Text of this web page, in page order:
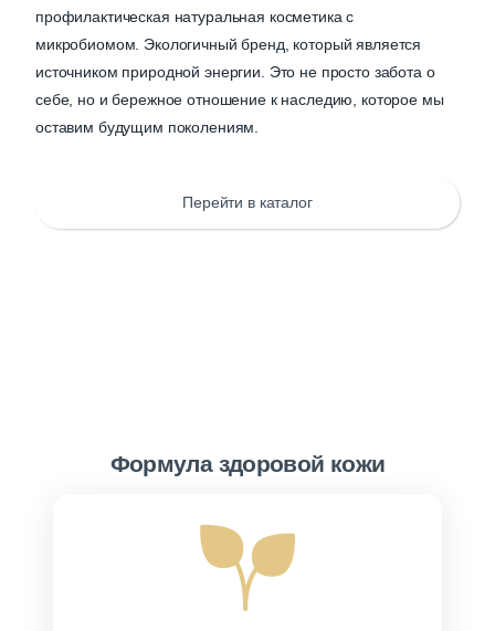
профилактическая натуральная косметика с
микробиомом. Экологичный бренд, который является
источником природной энергии. Это не просто забота о
себе, но и бережное отношение к наследию, которое мы
оставим будущим поколениям.
Перейти в каталог
Формула здоровой кожи